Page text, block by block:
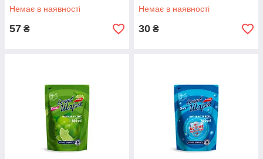
Немає в наявності
57 ₴
Немає в наявності
30 ₴